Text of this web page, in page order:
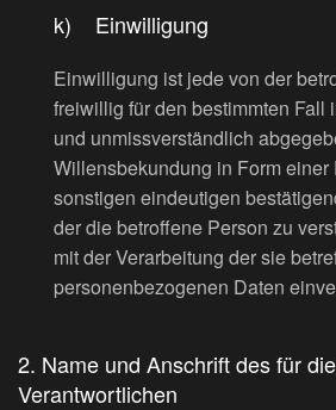
k) Einwilligung
Einwilligung ist jede von der
freiwillig für den bestimmten Fall
und unmissverständlich
Willensbekundung in Form
sonstigen eindeutigen
der die betroffene Person zu
mit der Verarbeitung der sie
personenbezogenen Daten
2. Name und Anschrift des für
Verantwortlichen